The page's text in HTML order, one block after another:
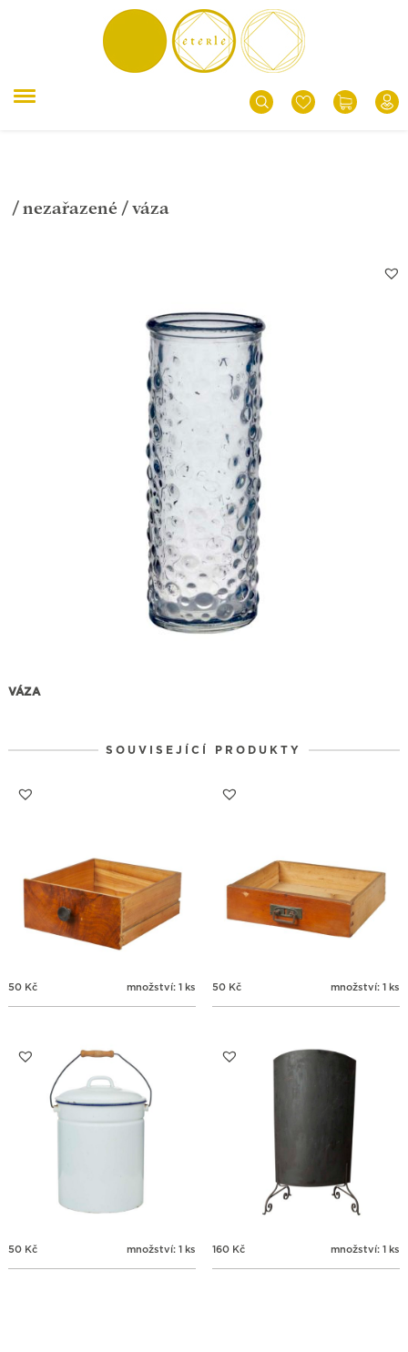
/ nezařazené / váza
VÁZA
SOUVISEJÍCÍ PRODUKTY
50 Kč množství: 1 ks 50 Kč množství: 1 ks
50 Kč množství: 1 ks 160 Kč množství: 1 ks